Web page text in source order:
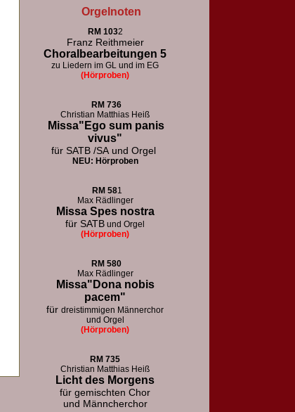
Orgelnoten
RM 1032
Franz Reithmeier
Choralbearbeitungen 5
zu Liedern im GL und im EG
(Hörproben)
RM 736
Christian Matthias Heiß
Missa"Ego sum panis
vivus"
für SATB /SA und Orgel
NEU: Hörproben
RM 581
Max Rädlinger
Missa Spes nostra
für SATB und Orgel
(Hörproben)
RM 580
Max Rädlinger
Missa"Dona nobis
pacem"
für dreistimmigen Männerchor
und Orgel
(Hörproben)
RM 735
Christian Matthias Heiß
Licht des Morgens
für gemischten Chor
und Männcherchor